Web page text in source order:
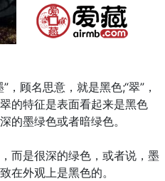
顾名思意，就是黑色;“翠”，
的特征是表面看起来是黑色
的墨绿色或者暗绿色。
是很深的绿色，或者说，墨
在外观上是黑色的。